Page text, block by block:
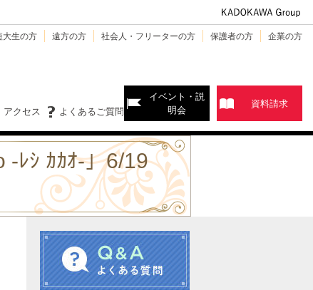
大生の方 遠方の方 社会人・フリーターの方 保護者の方 企業の方
よくあるご質問
アクセス
イベント・説
明会
資料請求
ﾚｼ ｶｶｵ-」6/19